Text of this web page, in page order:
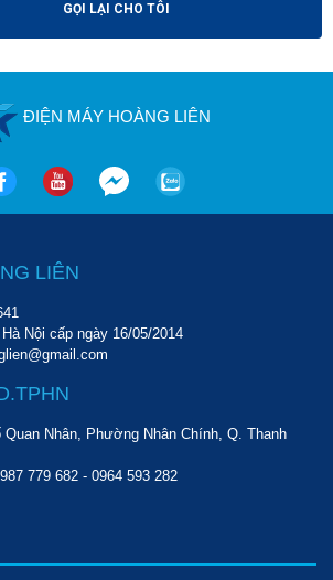
GỌI LẠI CHO TÔI
ĐIỆN MÁY HOÀNG LIÊN
LIÊN
Nội cấp ngày 16/05/2014
Quan Nhân, Phường Nhân Chính, Q. Thanh
779 682 - 0964 593 282